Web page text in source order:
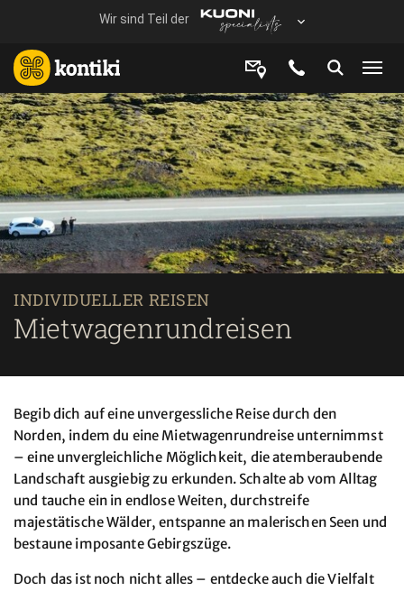
INDIVIDUELLER REISEN
Mietwagenrundreisen
Begib dich auf eine unvergessliche Reise durch den
Norden, indem du eine Mietwagenrundreise unternimmst
– eine unvergleichliche Möglichkeit, die atemberaubende
Landschaft ausgiebig zu erkunden. Schalte ab vom Alltag
und tauche ein in endlose Weiten, durchstreife
majestätische Wälder, entspanne an malerischen Seen und
bestaune imposante Gebirgszüge.
Doch das ist noch nicht alles – entdecke auch die Vielfalt